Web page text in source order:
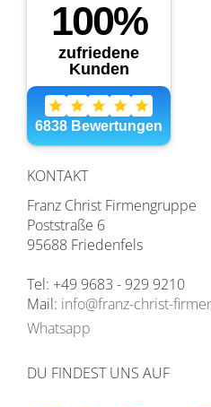
KONTAKT
Franz Christ Firmengruppe
Poststraße 6
95688 Friedenfels
Tel: +49 9683 - 929 9210
Mail: info@franz-christ-
Whatsapp
DU FINDEST UNS AUF